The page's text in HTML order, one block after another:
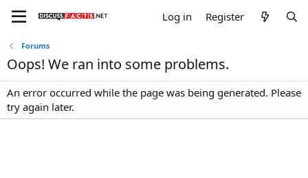
Log in Register
Forums
Oops! We ran into some problems.
An error occurred while the page was being generated. Please
try again later.